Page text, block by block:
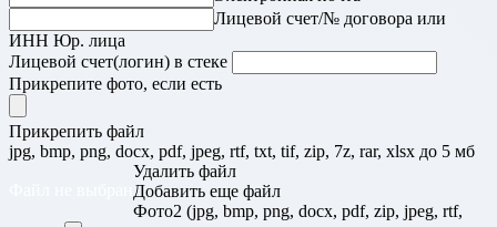
Лицевой счет/№ договора или
ИНН Юр. лица
Лицевой счет(логин) в стеке
Прикрепите фото, если есть
Прикрепить файл
jpg, bmp, png, docx, pdf, jpeg, rtf, txt, tif, zip, 7z, rar, xlsx до 5 мб
Удалить файл
Добавить еще файл
Фото2 (jpg, bmp, png, docx, pdf, zip, jpeg, rtf,